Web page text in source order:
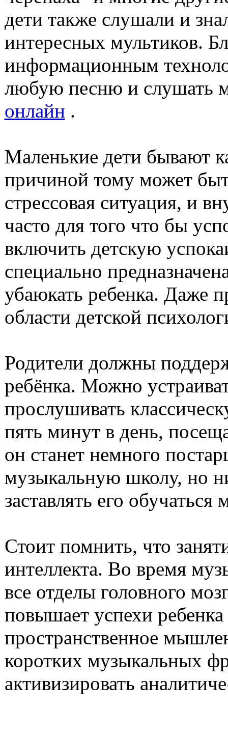
дети также слушали и
интересных мультиков.
информационным
любую песню и слушать
онлайн .
Маленькие дети бывают
причиной тому может
стрессовая ситуация, и
часто для того что бы
включить детскую
специально
убаюкать ребенка. Даже
области детской
Родители должны
ребёнка. Можно
прослушивать
пять минут в день,
он станет немного
музыкальную школу, но
заставлять его обучаться
Стоит помнить, что
интеллекта. Во время
все отделы головного
повышает успехи ребенка
пространственное
коротких музыкальных
активизировать